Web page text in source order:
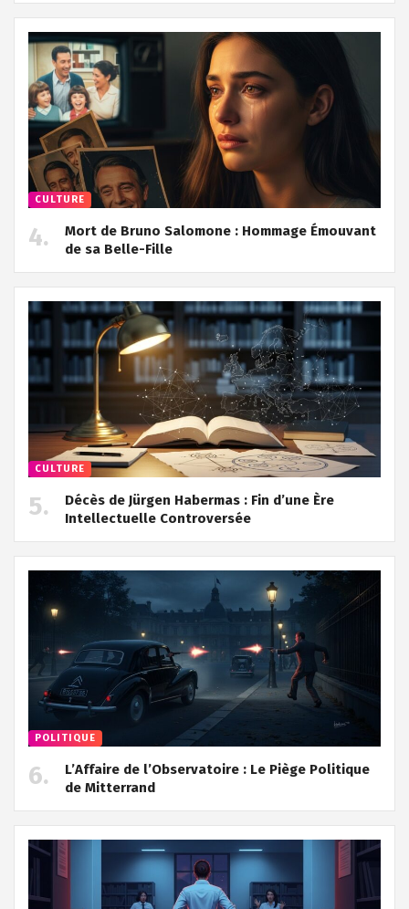
CULTURE
Mort de Bruno Salomone : Hommage Émouvant
de sa Belle-Fille
CULTURE
Décès de Jürgen Habermas : Fin d’une Ère
Intellectuelle Controversée
POLITIQUE
L’Affaire de l’Observatoire : Le Piège Politique
de Mitterrand